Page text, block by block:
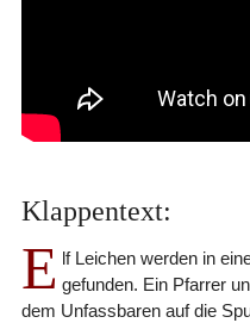
Klappentext:
E lf Leichen werden in
gefunden. Ein Pfarrer
dem Unfassbaren auf die